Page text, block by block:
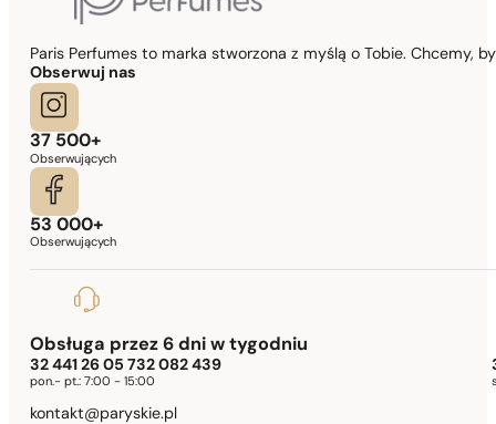
Paris Perfumes to marka stworzona z myślą o Tobie. Chcemy,
Obserwuj nas
37 500+
Obserwujących
53 000+
Obserwujących
Obsługa przez 6 dni w tygodniu
32 441 26 05 732 082 439
pon.- pt.: 7:00 - 15:00
kontakt@paryskie.pl